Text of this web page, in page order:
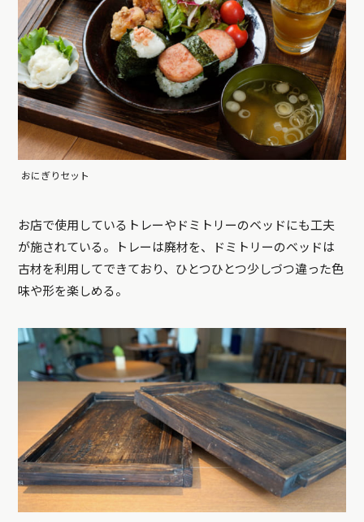
おにぎりセット
お店で使用しているトレーやドミトリーのベッドにも工夫
が施されている。トレーは廃材を、ドミトリーのベッドは
古材を利用してできており、ひとつひとつ少しづつ違った色
味や形を楽しめる。